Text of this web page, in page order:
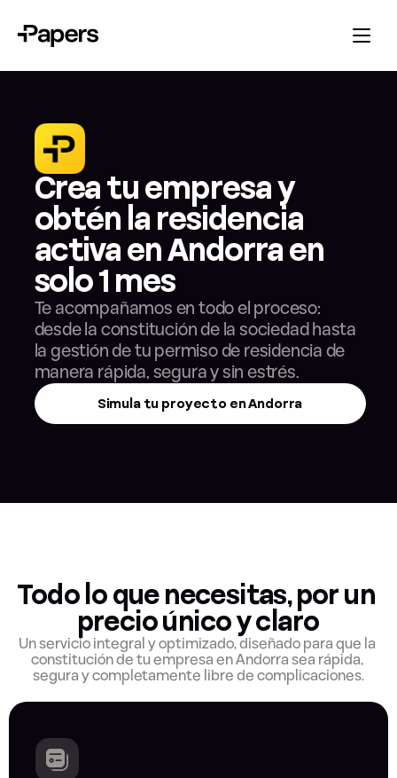
Crea tu empresa y
obtén la residencia
activa en Andorra en
solo 1 mes
Te acompañamos en todo el proceso:
desde la constitución de la sociedad hasta
la gestión de tu permiso de residencia de
manera rápida, segura y sin estrés.
Simula tu proyecto en Andorra
Todo lo que necesitas, por un
precio único y claro
Un servicio integral y optimizado, diseñado para que la
constitución de tu empresa en Andorra sea rápida,
segura y completamente libre de complicaciones.